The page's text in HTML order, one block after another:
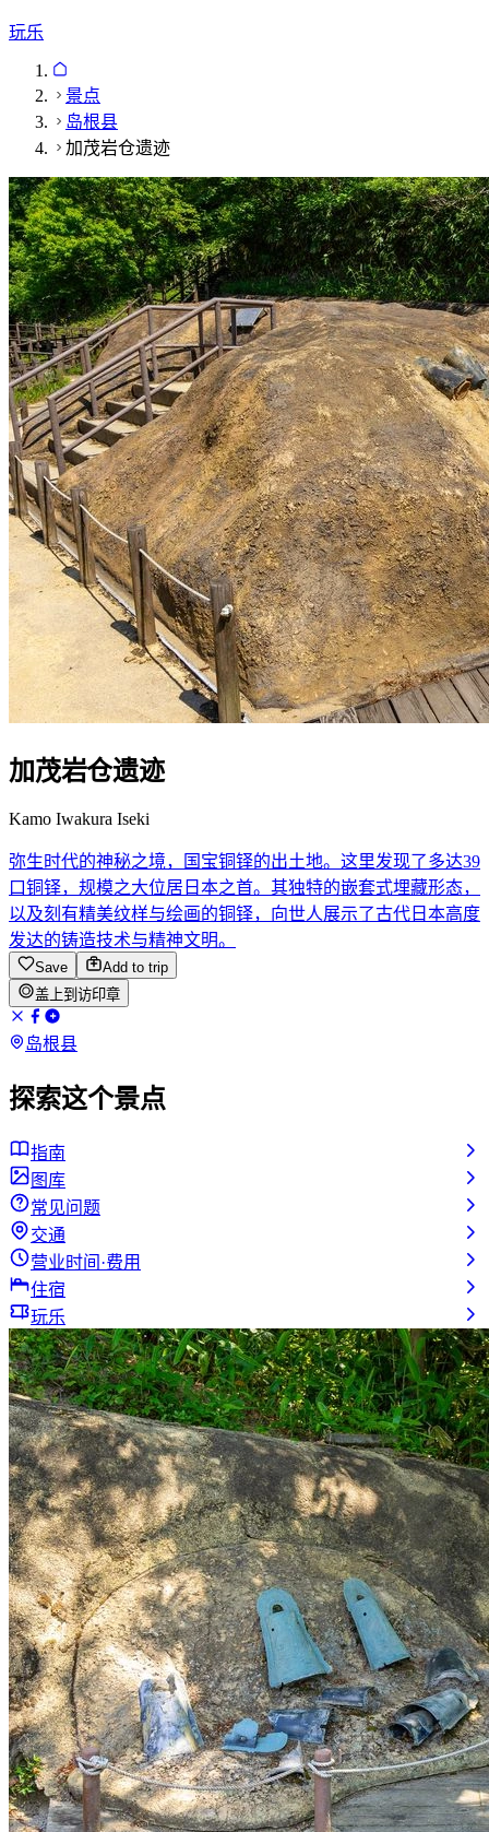
玩乐
景点
岛根县
加茂岩仓遗迹
加茂岩仓遗迹
Kamo Iwakura Iseki
弥生时代的神秘之境，国宝铜铎的出土地。这里发现了多达39
口铜铎，规模之大位居日本之首。其独特的嵌套式埋藏形态，
以及刻有精美纹样与绘画的铜铎，向世人展示了古代日本高度
发达的铸造技术与精神文明。
Save
Add to trip
盖上到访印章
岛根县
探索这个景点
指南
图库
常见问题
交通
营业时间·费用
住宿
玩乐